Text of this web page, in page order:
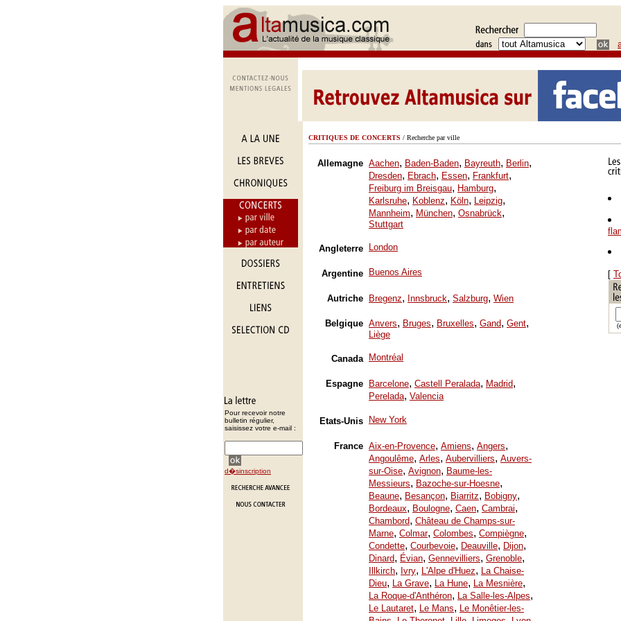
Pour recevoir notre
bulletin régulier,
saisissez votre e-mail :
d�sinscription
CRITIQUES DE CONCERTS / Recherche par ville
Allemagne Aachen, Baden-Baden, Bayreuth, Berlin,
Dresden, Ebrach, Essen, Frankfurt,
Freiburg im Breisgau, Hamburg,
Karlsruhe, Koblenz, Köln, Leipzig,
Mannheim, München, Osnabrück,
Stuttgart
Angleterre London
Argentine Buenos Aires
Autriche Bregenz, Innsbruck, Salzburg, Wien
Belgique Anvers, Bruges, Bruxelles, Gand, Gent,
Liège
Canada Montréal
Espagne Barcelone, Castell Peralada, Madrid,
Perelada, Valencia
Etats-Unis New York
France Aix-en-Provence, Amiens, Angers,
Angoulême, Arles, Aubervilliers, Auvers-
sur-Oise, Avignon, Baume-les-
Messieurs, Bazoche-sur-Hoesne,
Beaune, Besançon, Biarritz, Bobigny,
Bordeaux, Boulogne, Caen, Cambrai,
Chambord, Château de Champs-sur-
Marne, Colmar, Colombes, Compiègne,
Condette, Courbevoie, Deauville, Dijon,
Dinard, Évian, Gennevilliers, Grenoble,
Illkirch, Ivry, L'Alpe d'Huez, La Chaise-
Dieu, La Grave, La Hune, La Mesnière,
La Roque-d'Anthéron, La Salle-les-Alpes,
Le Lautaret, Le Mans, Le Monêtier-les-
[